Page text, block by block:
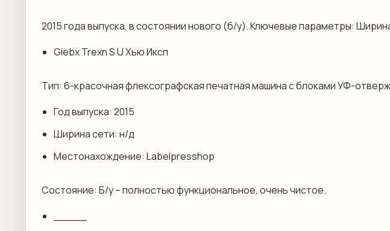
2015 года выпуска, в состоянии нового (б/у). Ключевые параметры:
Giebx Trexn S U Хью Иксп
Тип: 6-красочная флексографская печатная машина с блоками УФ-
Год выпуска: 2015
Ширина сети: н/д
Местонахождение: Labelpresshop
Состояние: Б/у – полностью функциональное, очень чистое.